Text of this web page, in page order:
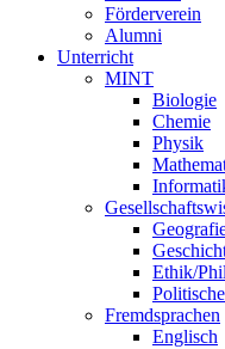
Förderverein
Alumni
Unterricht
MINT
Biologie
Chemie
Physik
Ethik/
Fremdsprachen
Englisch